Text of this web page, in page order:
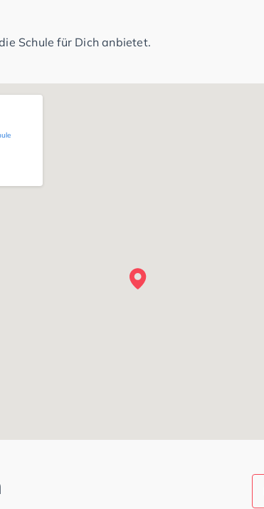
Schule für Dich anbietet.